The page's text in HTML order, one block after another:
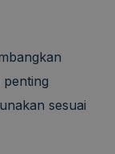
penting
sesuai